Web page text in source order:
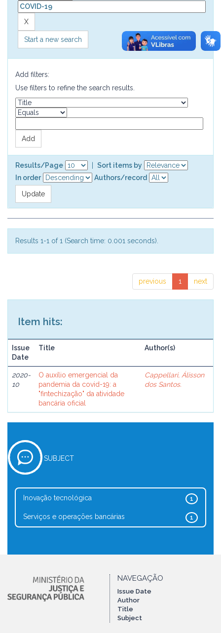
Start a new search
Add filters:
Use filters to refine the search results.
Results/Page
Sort items by
In order
Authors/record
Results 1-1 of 1 (Search time: 0.001 seconds).
previous 1 next
Item hits:
Issue
Date
Title Author(s)
2020-
10
O auxílio emergencial da
pandemia da covid-19: a
"fintechização" da atividade
bancária oficial
Cappellari, Álisson
dos Santos.
SUBJECT
1
Inovação tecnológica
1
Serviços e operações bancárias
NAVEGAÇÃO
Issue Date
Author
Title
Subject